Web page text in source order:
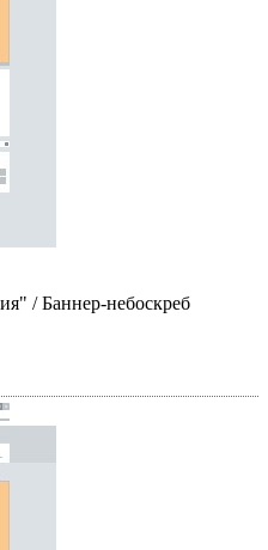
/ Баннер-небоскреб